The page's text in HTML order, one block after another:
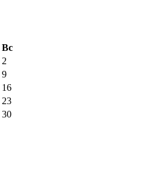
Вс
2
9
16
23
30